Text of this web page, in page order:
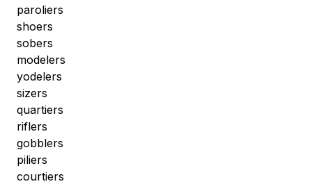
paroliers
shoers
sobers
modelers
yodelers
sizers
quartiers
riflers
gobblers
piliers
courtiers